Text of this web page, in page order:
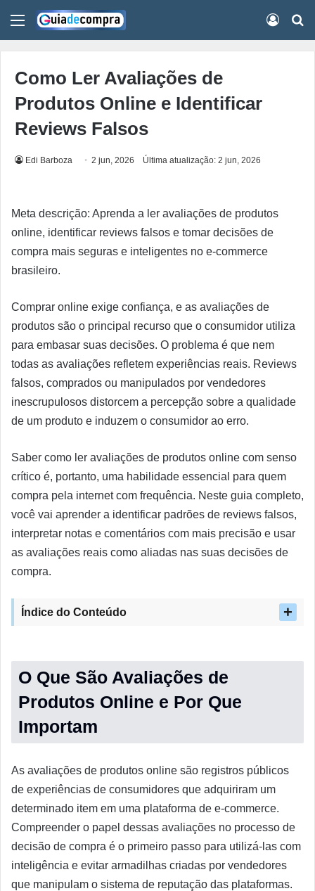
Menu
Como Ler Avaliações de
Produtos Online e Identificar
Reviews Falsos
Edi Barboza 2 jun, 2026 Última atualização: 2 jun, 2026
Meta descrição: Aprenda a ler avaliações de produtos
online, identificar reviews falsos e tomar decisões de
compra mais seguras e inteligentes no e-commerce
brasileiro.
Comprar online exige confiança, e as avaliações de
produtos são o principal recurso que o consumidor utiliza
para embasar suas decisões. O problema é que nem
todas as avaliações refletem experiências reais. Reviews
falsos, comprados ou manipulados por vendedores
inescrupulosos distorcem a percepção sobre a qualidade
de um produto e induzem o consumidor ao erro.
Saber como ler avaliações de produtos online com senso
crítico é, portanto, uma habilidade essencial para quem
compra pela internet com frequência. Neste guia completo,
você vai aprender a identificar padrões de reviews falsos,
interpretar notas e comentários com mais precisão e usar
as avaliações reais como aliadas nas suas decisões de
compra.
Índice do Conteúdo
O Que São Avaliações de
Produtos Online e Por Que
Importam
As avaliações de produtos online são registros públicos
de experiências de consumidores que adquiriram um
determinado item em uma plataforma de e-commerce.
Compreender o papel dessas avaliações no processo de
decisão de compra é o primeiro passo para utilizá-las com
inteligência e evitar armadilhas criadas por vendedores
que manipulam o sistema de reputação das plataformas.